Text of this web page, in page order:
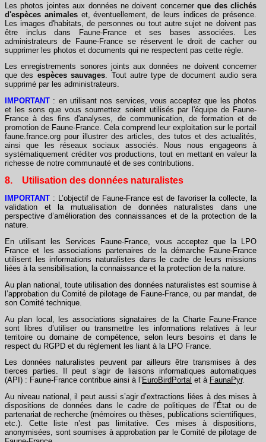
Les photos jointes aux données ne doivent concernerque des clichés
d'espèces animaleset, éventuellement, de leurs indices de présence.
Les images d'habitats, de personnes ou tout autre sujet ne doivent pas
être inclus dans Faune-France et ses bases associées. Les
administrateurs de Faune-France se réservent le droit de cacher ou
supprimer les photos et documents qui ne respectent pas cette règle.
Les enregistrements sonores joints aux données ne doivent concerner
que des espèces sauvages. Tout autre type de document audio sera
supprimé par les administrateurs.
IMPORTANT : en utilisant nos services, vous acceptez que les photos
et les sons que vous soumettez soient utilisés par l'équipe de Faune-
France à des fins d'analyses, de communication, de formation et de
promotion de Faune-France. Cela comprend leur exploitation sur le portail
faune.france.org pour illustrer des articles, des tutos et des actualités,
ainsi que les réseaux sociaux associés. Nous nous engageons à
systématiquement créditer vos productions, tout en mettant en valeur la
richesse de notre communauté et de ses contributions.
8. Utilisation des données naturalistes
IMPORTANT : L’objectif de Faune-France est de favoriser la collecte, la
validation et la mutualisation de données naturalistes dans une
perspective d’amélioration des connaissances et de la protection de la
nature.
En utilisant les Services Faune-France, vous acceptez que la LPO
France et les associations partenaires de la démarche Faune-France
utilisent les informations naturalistes dans le cadre de leurs missions
liées à la sensibilisation, la connaissance et la protection de la nature.
Au plan national, toute utilisation des données naturalistes est soumise à
l’approbation du Comité de pilotage de Faune-France, ou par mandat, de
son Comité technique.
Au plan local, les associations signataires de la Charte Faune-France
sont libres d’utiliser ou transmettre les informations relatives à leur
territoire ou domaine de compétence, selon leurs besoins et dans le
respect du RGPD et du règlement les liant à la LPO France.
Les données naturalistes peuvent par ailleurs être transmises à des
tierces parties. Il peut s’agir de liaisons informatiques automatiques
(API) : Faune-France contribue ainsi à l’ EuroBirdPortal et à FaunaPyr.
Au niveau national, il peut aussi s’agir d’extractions liées à des mises à
dispositions de données dans le cadre de politiques de l’État ou de
partenariat de recherche (mémoires ou thèses, publications scientifiques,
etc.). Cette liste n’est pas limitative. Ces mises à dispositions,
anonymisées, sont soumises à approbation par le Comité de pilotage de